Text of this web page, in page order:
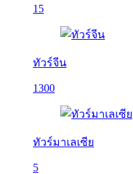
15
ทัวร์จีน
1300
ทัวร์มาเลเซีย
5